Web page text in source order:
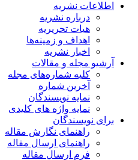
اطلاعات نشریه
درباره نشریه
هیات تحریریه
اهداف و زمینه‌ها
اخبار نشریه
آرشیو مجله و مقالات
کلیه شماره‌های مجله
آخرین شماره
نمایه نویسندگان
نمایه واژه های کلیدی
برای نویسندگان
راهنمای نگارش مقاله
راهنمای ارسال مقاله
فرم ارسال مقاله